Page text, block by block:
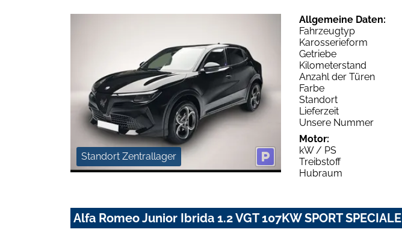
Standort Zentrallager
Allgemeine Daten:
Fahrzeugtyp
Karosserieform
Getriebe
Kilometerstand
Anzahl der Türen
Farbe
Standort
Lieferzeit
Unsere Nummer
Motor:
kW / PS
Treibstoff
Hubraum
Alfa Romeo Junior Ibrida 1.2 VGT 107KW SPORT SPECIALE